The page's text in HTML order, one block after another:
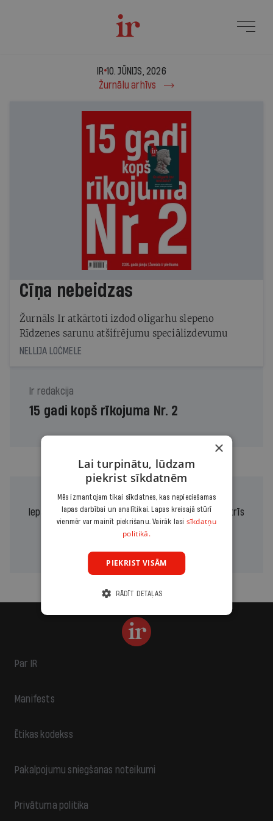
IR - 10. jūnijs, 2026
IR 10. JŪNIJS, 2026
Žurnālu arhīvs
Cīņa nebeidzas
Žurnāls Ir atkārtoti izdod oligarhu slepeno
Rīdzenes sarunu atšifrējumu speciālizdevumu
NELLIJA LOČMELE
Ir redakcija
15 gadi kopš rīkojuma Nr. 2
Iepazīšanās piedāvājums ir.lv abonēšanai - pirmie trīs
par 3,90 eur/mēnesī.
Abonēt drukāto versiju
Par IR
Manifests
Ētikas kodekss
Pakalpojumu sniegšanas noteikumi
Privātuma politika
×
Lai turpinātu, lūdzam
piekrist sīkdatnēm
Mēs izmantojam tikai sīkdatnes, kas nepieciešamas
lapas darbībai un analītikai. Lapas kreisajā stūrī
vienmēr var mainīt piekrišanu. Vairāk lasi sīkdatņu
politikā.
PIEKRIST VISĀM
RĀDĪT DETAĻAS